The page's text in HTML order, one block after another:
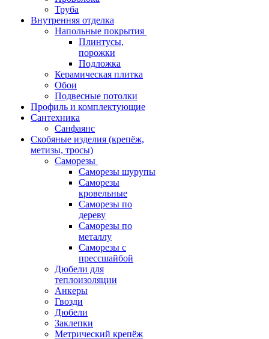
Труба
Внутренняя отделка
Напольные покрытия
Плинтусы,
порожки
Подложка
Керамическая плитка
Обои
Подвесные потолки
Профиль и комплектующие
Сантехника
Санфаянс
Скобяные изделия (крепёж,
метизы, тросы)
Саморезы
Саморезы шурупы
Саморезы
кровельные
Саморезы по
дереву
Саморезы по
металлу
Саморезы с
прессшайбой
Дюбели для
теплоизоляции
Анкеры
Гвозди
Дюбели
Заклепки
Метрический крепёж